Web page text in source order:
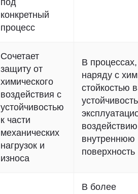
под
конкретный
процесс
Сочетает
защиту от
химического
воздействия с
устойчивостью
к части
механических
нагрузок и
износа
В
наряду с
стойкостью
внутреннюю
поверхность
В более